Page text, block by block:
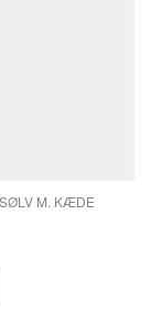
M. KÆDE